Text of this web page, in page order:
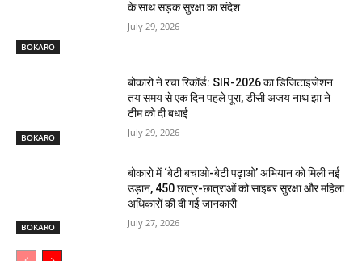
BOKARO
के साथ सड़क सुरक्षा का संदेश
July 29, 2026
BOKARO
बोकारो ने रचा रिकॉर्ड: SIR-2026 का डिजिटाइजेशन
तय समय से एक दिन पहले पूरा, डीसी अजय नाथ झा ने
टीम को दी बधाई
July 29, 2026
BOKARO
बोकारो में ‘बेटी बचाओ-बेटी पढ़ाओ’ अभियान को मिली नई
उड़ान, 450 छात्र-छात्राओं को साइबर सुरक्षा और महिला
अधिकारों की दी गई जानकारी
July 27, 2026